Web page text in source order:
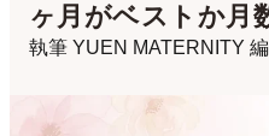
ヶ月がベストか月
執筆 YUEN MATERNITY